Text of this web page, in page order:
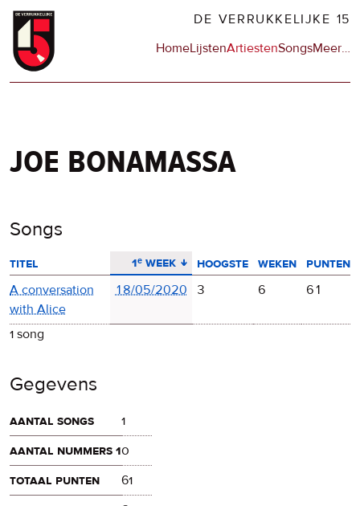
Overslaan
naar
DE VERRUKKELIJKE 15
Hoofdnavigatie
HomeLijstenArtiestenSongsMeerop
…
joe bonamassa
Songs
titel 1ᵉ week
aflopend sorteren hoogste weken
punten
A conversation
with Alice
18/05/2020 3 6 61
1 song
Gegevens
aantal songs
1
aantal nummers 10
totaal punten
61